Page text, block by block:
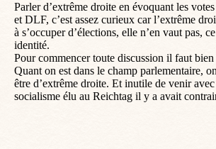
Parler d’extrême droite en évoquant les
et DLF, c’est assez curieux car l’extrême
à s’occuper d’élections, elle n’en vaut pas,
identité.
Pour commencer toute discussion il faut
Quant on est dans le champ parlementaire,
être d’extrême droite. Et inutile de venir
socialisme élu au Reichtag il y a avait